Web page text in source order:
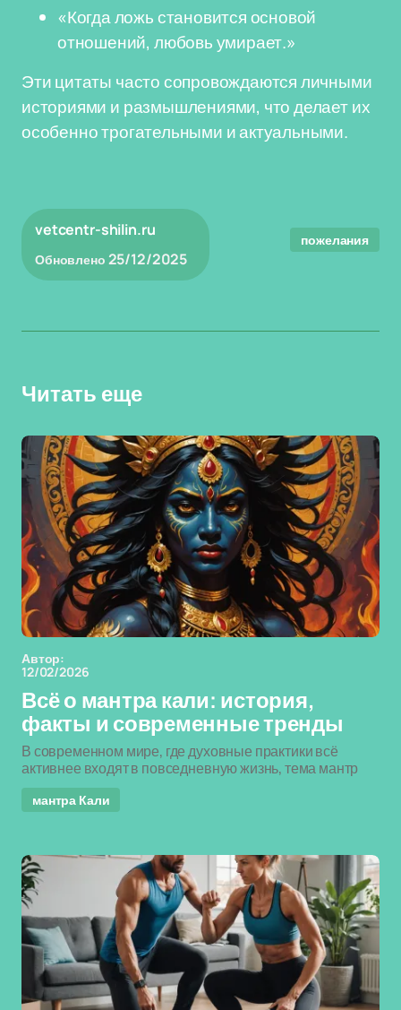
«Когда ложь становится основой
отношений, любовь умирает.»
Эти цитаты часто сопровождаются личными
историями и размышлениями, что делает их
особенно трогательными и актуальными.
vetcentr-shilin.ru
Обновлено 25/12/2025
пожелания
Читать еще
Автор:
12/02/2026
Всё о мантра кали: история,
факты и современные тренды
В современном мире, где духовные практики всё
активнее входят в повседневную жизнь, тема мантр
мантра Кали